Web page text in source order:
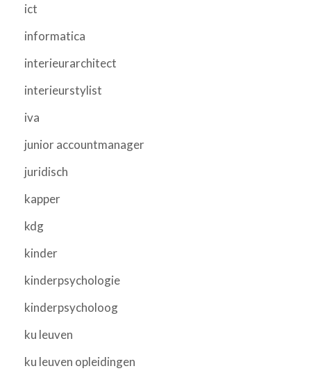
ict
informatica
interieurarchitect
interieurstylist
iva
junior accountmanager
juridisch
kapper
kdg
kinder
kinderpsychologie
kinderpsycholoog
ku leuven
ku leuven opleidingen